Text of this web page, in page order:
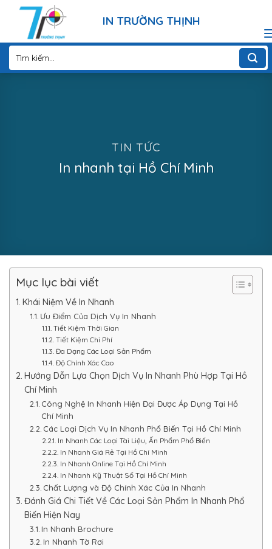
content
IN TRƯỜNG THỊNH
kiếm:
TIN TỨC
In nhanh tại Hồ Chí Minh
Mục lục bài viết
Khái Niệm Về In Nhanh
Ưu Điểm Của Dịch Vụ In Nhanh
Tiết Kiệm Thời Gian
Tiết Kiệm Chi Phí
Đa Dạng Các Loại Sản Phẩm
Độ Chính Xác Cao
Hướng Dẫn Lựa Chọn Dịch Vụ In Nhanh Phù Hợp Tại Hồ
Chí Minh
Công Nghệ In Nhanh Hiện Đại Được Áp Dụng Tại Hồ
Chí Minh
Các Loại Dịch Vụ In Nhanh Phổ Biến Tại Hồ Chí Minh
In Nhanh Các Loại Tài Liệu, Ấn Phẩm Phổ Biến
In Nhanh Giá Rẻ Tại Hồ Chí Minh
In Nhanh Online Tại Hồ Chí Minh
In Nhanh Kỹ Thuật Số Tại Hồ Chí Minh
Chất Lượng và Độ Chính Xác Của In Nhanh
Đánh Giá Chi Tiết Về Các Loại Sản Phẩm In Nhanh Phổ
Biến Hiện Nay
In Nhanh Brochure
In Nhanh Tờ Rơi